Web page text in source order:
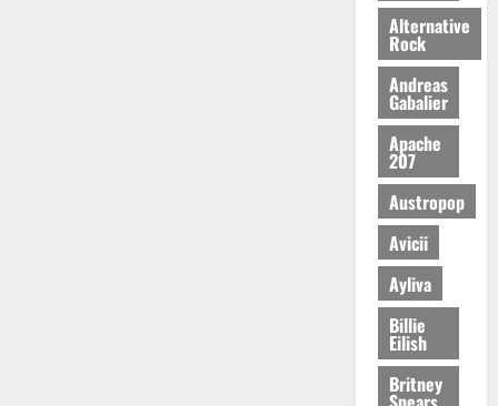
Alternative
Rock
Andreas
Gabalier
Apache
207
Austropop
Avicii
Ayliva
Billie
Eilish
Britney